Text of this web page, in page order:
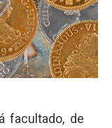
facultado, de